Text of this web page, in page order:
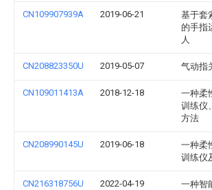
CN109907939A 2019-06-21
基于套
的手指
人
CN208823350U 2019-05-07 气动指
CN109011413A 2018-12-18
一种柔
训练仪
方法
CN208990145U 2019-06-18
一种柔
训练仪
CN216318756U 2022-04-19 一种智